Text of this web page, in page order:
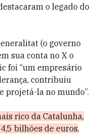
o legado do
(o governo
sua conta no X o
foi “um empresário
contribuiu
projetá-la no mundo”.
rico da Catalunha,
bilhões de euros,